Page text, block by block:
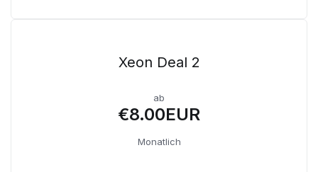
Xeon Deal 2
ab
€8.00EUR
Monatlich